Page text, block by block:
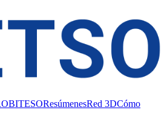
BITESOResúmenesRed 3DCómo